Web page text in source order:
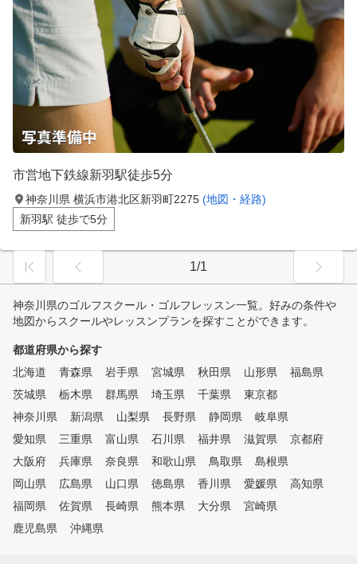
市営地下鉄線新羽駅徒歩5分
神奈川県 横浜市港北区新羽町2275 (地図・経路)
新羽駅 徒歩で5分
1/1
神奈川県のゴルフスクール・ゴルフレッスン一覧。好みの条件や
地図からスクールやレッスンプランを探すことができます。
都道府県から探す
北海道
青森県 岩手県 宮城県 秋田県 山形県
福島県
茨城県
栃木県 群馬県 埼玉県 千葉県
東京都
神奈川県
新潟県 山梨県 長野県 静岡県
岐阜県
愛知県
三重県 富山県 石川県 福井県 滋賀県
京都府
大阪府
兵庫県 奈良県 和歌山県 鳥取県
島根県
岡山県
広島県 山口県 徳島県 香川県 愛媛県
高知県
福岡県
佐賀県 長崎県 熊本県 大分県
宮崎県
鹿児島県
沖縄県